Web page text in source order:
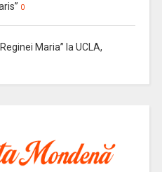
0
Maria” la UCLA,